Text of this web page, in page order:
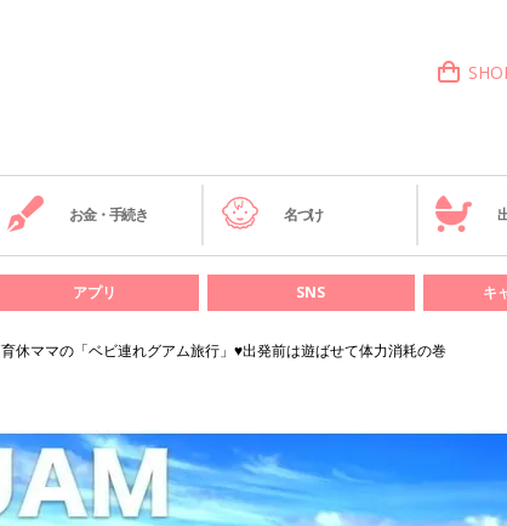
お金・手続き 名づけ
アプリ SNS キ
育休ママの「ベビ連れグアム旅行」♥出発前は遊ばせて体力消耗の巻